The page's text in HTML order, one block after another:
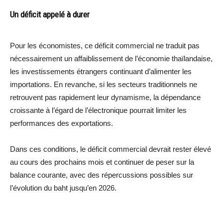
Un déficit appelé à durer
Pour les économistes, ce déficit commercial ne traduit pas
nécessairement un affaiblissement de l’économie thaïlandaise,
les investissements étrangers continuant d’alimenter les
importations. En revanche, si les secteurs traditionnels ne
retrouvent pas rapidement leur dynamisme, la dépendance
croissante à l’égard de l’électronique pourrait limiter les
performances des exportations.
Dans ces conditions, le déficit commercial devrait rester élevé
au cours des prochains mois et continuer de peser sur la
balance courante, avec des répercussions possibles sur
l’évolution du baht jusqu’en 2026.